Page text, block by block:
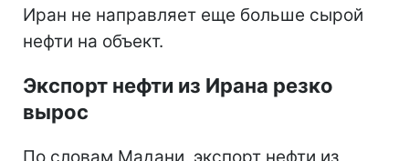
Иран не направляет еще больше сырой
нефти на объект.
Экспорт нефти из Ирана резко
вырос
По словам Мадани, экспорт нефти из